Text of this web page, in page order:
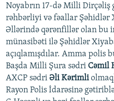
Noyabrın 17-də Milli
rəhbərliyi və fəallar Şəhidlər
Əllərində qərənfillər olan bu
münasibəti ilə Şəhidlər
açıqlamışdılar. Amma polis
Başda Milli Şura sədri Cəmil
AXCP sədri Əli Kərimli
Rayon Polis İdarəsinə